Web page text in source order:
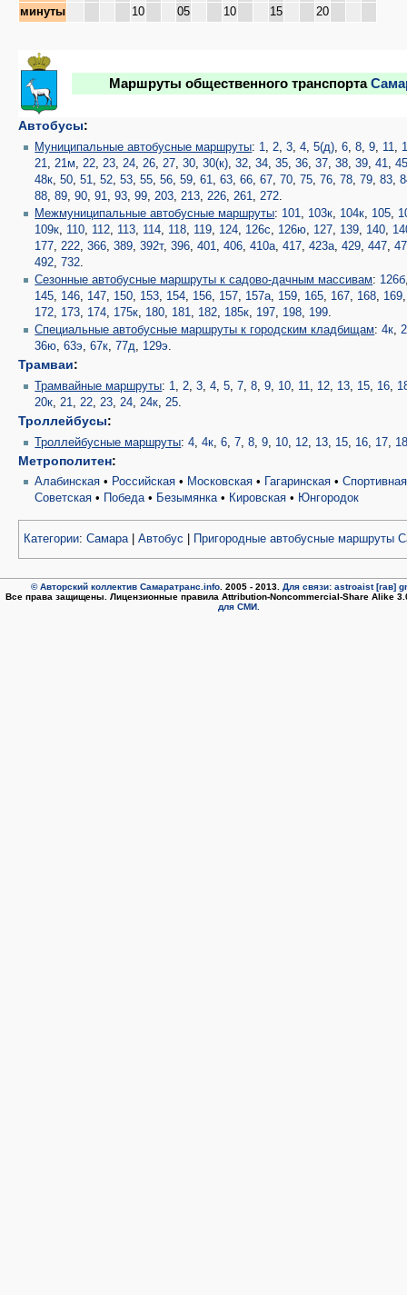
минуты 10 05 10 15 20
Маршруты общественного транспорта
Автобусы:
Муниципальные автобусные маршруты: 1 2 ,3 ,4 ,5(д) ,6 ,8 ,9 11
21
21м 22 23 24 26 27 ,30 ,30(к) ,32 ,34 ,35 ,36 ,37 ,38 ,39 ,41 ,
48к ,50 ,51 ,52 ,53 ,55 ,56 ,59 ,61 ,63 ,66 ,67 ,70 ,75 ,76 ,78 ,79 ,83 ,
88 ,89 ,90 ,91 ,93 ,99 203 213 226 261 272
Межмуниципальные автобусные маршруты: 101 103к 104к 105
109к
110 112 113 114 118 119 124 126с 126ю 127 139 140
177
222 ,366 ,389 ,392т,396 ,401 ,406 ,410а ,417 ,423а ,429 ,447 ,
492 ,732
Сезонные автобусные маршруты к садово-дачным массивам: 126б
145, 146, 147, 150, 153, 154, 156, 157, 157а, 159, 165, 167, 168, 169
172, 173, 174, 175к, 180, 181, 182, 185к, 197, 198, 199.
Специальные автобусные маршруты к городским кладбищам:4к,
36ю,63э,67к, 77д, 129э.
Трамваи:
Трамвайные маршруты: 1 2 ,3 ,4 ,5 ,7 ,8 ,9 10 11 12 13 15 16
20к
21 22 23 24 24к 25
Троллейбусы:
Троллейбусные маршруты:4 ,4к ,6 ,7 ,8 ,9 10 12 13 15 16 17
Метрополитен:
Алабинская • Российская • Московская • Гагаринская •Спортивная
Советская • Победа• Безымянка• Кировская • Юнгородок
Категории: Самара Автобус Пригородные автобусные маршруты
© Авторский коллектив Самаратранс.info . 2005 - 2013. Для связи: astroaist [гав]
Все права защищены. Лицензионные правила Attribution-Noncommercial-Share Alike
для СМИ.